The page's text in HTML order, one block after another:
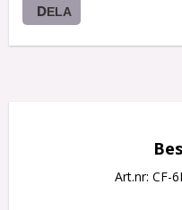
DELA
Art.nr: CF-